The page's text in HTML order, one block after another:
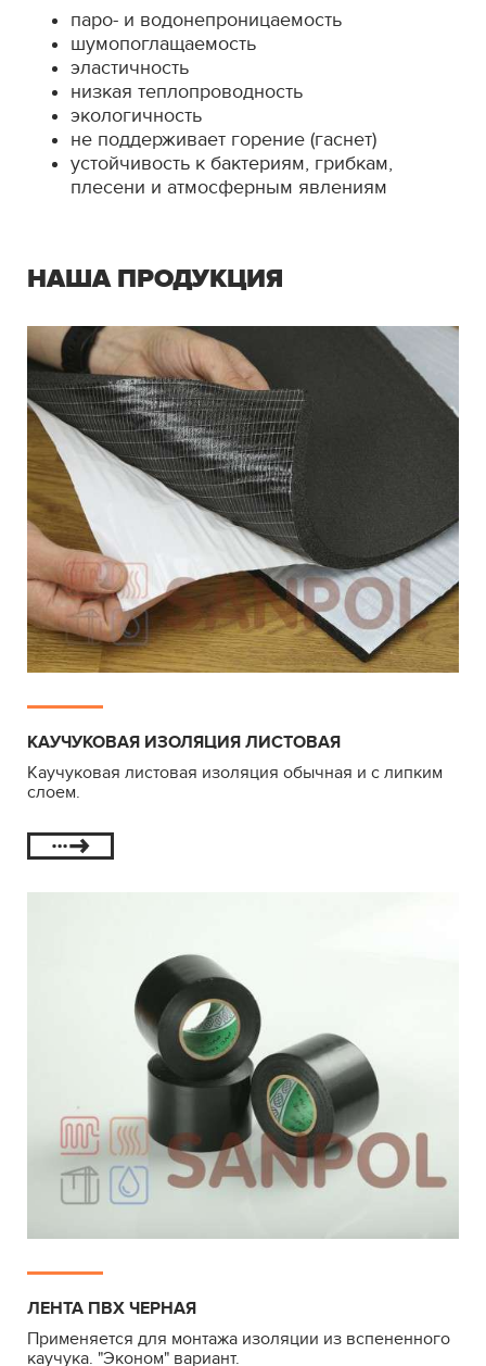
паро- и водонепроницаемость
шумопоглащаемость
эластичность
низкая теплопроводность
экологичность
не поддерживает горение (гаснет)
устойчивость к бактериям, грибкам,
плесени и атмосферным явлениям
НАША ПРОДУКЦИЯ
КАУЧУКОВАЯ ИЗОЛЯЦИЯ ЛИСТОВАЯ
Каучуковая листовая изоляция обычная и с липким
слоем.
ЛЕНТА ПВХ ЧЕРНАЯ
Применяется для монтажа изоляции из вспененного
каучука. "Эконом" вариант.